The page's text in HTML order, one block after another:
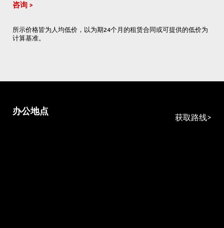
咨询
所示价格皆为人均低价，以为期24个月的租赁合同或可提供的低价为
计算基准。
办公地点
获取路线